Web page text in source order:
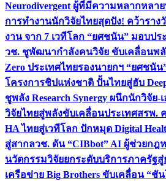
Neurodivergent ผู้ที่มีความหลากหลา
การทำงานนักวิจัยไทยสุดปัง! คว้าราง
งาน จาก 7 เวทีโลก “ยศชนัน” มอบปร
วช. ชูพัฒนากำลังคนวิจัย ขับเคลื่อนพลั
Zero ประเทศไทยรองนายกฯ “ยศชนัน
โครงการชิปแห่งชาติ ปั้นไทยสู่ฮับ
ชูพลัง Research Synergy ผนึกนักวิจัย
วิจัยไทยสู่พลังขับเคลื่อนประเทศสรพ.
HA ไทยสู่เวทีโลก ปักหมุด Digital
สู่สากลวช. ดัน “CIBbot” AI ผู้ช่วยกฎ
นวัตกรรมวิจัยยกระดับบริการภาครัฐ
เครือข่าย Big Brothers ขับเคลื่อน “ชั